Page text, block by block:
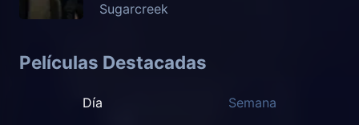
Sugarcreek
Películas Destacadas
Día Semana